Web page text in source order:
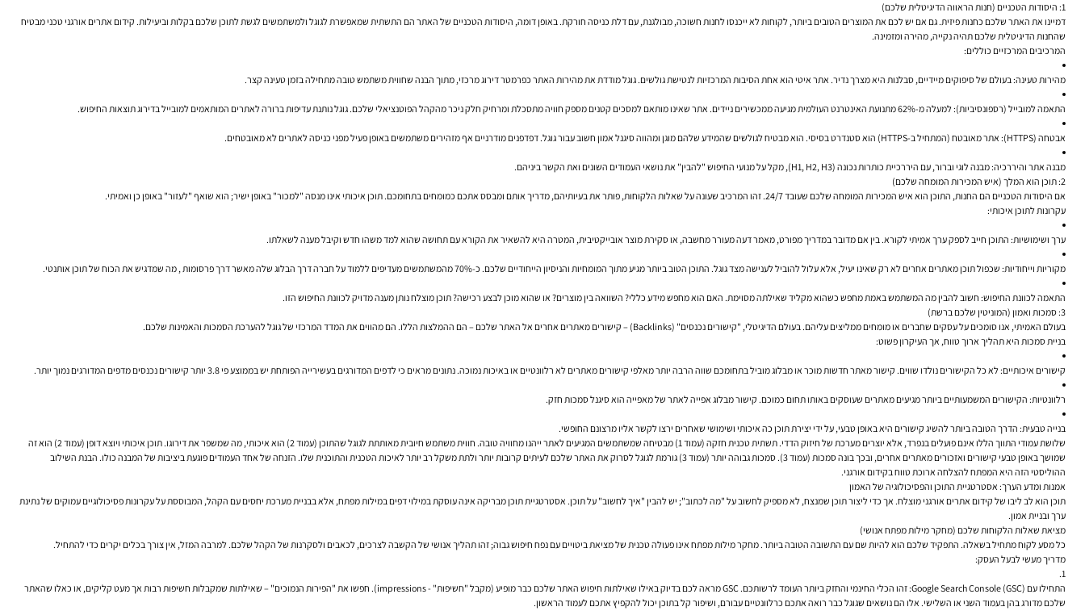
1: היסודות הטכניים (חנות הראווה הדיגיטלית שלכם)
דמיינו את האתר שלכם כחנות פיזית. גם אם יש לכם את המוצרים הטובים ביותר, לקוחות לא ייכנסו לחנות חשוכה, מבולגנת, עם דלת כניסה חורקת. באופן דומה, היסודות הטכניים של האתר הם התשתית שמאפשרת לגוגל ולמשתמשים לגשת לתוכן שלכם בקלות וביעילות. קידום אתרים אורגני טכני מבטיח
שהחנות הדיגיטלית שלכם תהיה נקייה, מהירה ומזמינה.
המרכיבים המרכזיים כוללים:
מהירות טעינה:בעולם של סיפוקים מיידיים, סבלנות היא מצרך נדיר. אתר איטי הוא אחת הסיבות המרכזיות לנטישת גולשים. גוגל מודדת את מהירות האתר כפרמטר דירוג מרכזי, מתוך הבנה שחווית משתמש טובה מתחילה בזמן טעינה קצר.
התאמה למובייל (רספונסיביות):למעלה מ-62% מתנועת האינטרנט העולמית מגיעה ממכשירים ניידים. אתר שאינו מותאם למסכים קטנים מספק חוויה מתסכלת ומרחיק חלק ניכר מהקהל הפוטנציאלי שלכם. גוגל נותנת עדיפות ברורה לאתרים המותאמים למובייל בדירוג תוצאות החיפוש.
אבטחה (HTTPS): אתר מאובטח (המתחיל ב-HTTPS) הוא סטנדרט בסיסי. הוא מבטיח לגולשים שהמידע שלהם מוגן ומהווה סיגנל אמון חשוב עבור גוגל. דפדפנים מודרניים אף מזהירים משתמשים באופן פעיל מפני כניסה לאתרים לא מאובטחים.
מבנה אתר והיררכיה:מבנה לוגי וברור, עם היררכיית כותרות נכונה (H1, H2, H3), מקל על מנועי החיפוש "להבין" את נושאי העמודים השונים ואת הקשר ביניהם.
2: תוכן הוא המלך (איש המכירות המומחה שלכם)
אם היסודות הטכניים הם החנות, התוכן הוא איש המכירות המומחה שלכם שעובד 24/7. זהו המרכיב שעונה על שאלות הלקוחות, פותר את בעיותיהם, מדריך אותם ומבסס אתכם כמומחים בתחומכם. תוכן איכותי אינו מנסה "למכור" באופן ישיר; הוא שואף "לעזור" באופן כן ואמיתי.
עקרונות לתוכן איכותי:
ערך ושימושיות: התוכן חייב לספק ערך אמיתי לקורא. בין אם מדובר במדריך מפורט, מאמר דעה מעורר מחשבה, או סקירת מוצר אובייקטיבית, המטרה היא להשאיר את הקורא עם תחושה שהוא למד משהו חדש וקיבל מענה לשאלתו.
מקוריות וייחודיות: שכפול תוכן מאתרים אחרים לא רק שאינו יעיל, אלא עלול להוביל לענישה מצד גוגל. התוכן הטוב ביותר מגיע מתוך המומחיות והניסיון הייחודיים שלכם. כ-70% מהמשתמשים מעדיפים ללמוד על חברה דרך הבלוג שלה מאשר דרך פרסומות , מה שמדגיש את הכוח של תוכן אותנטי.
התאמה לכוונת החיפוש: חשוב להבין מה המשתמש באמת מחפש כשהוא מקליד שאילתה מסוימת. האם הוא מחפש מידע כללי? השוואה בין מוצרים? או שהוא מוכן לבצע רכישה? תוכן מוצלח נותן מענה מדויק לכוונת החיפוש הזו.
3: סמכות ואמון (המוניטין שלכם ברשת)
בעולם האמיתי, אנו סומכים על עסקים שחברים או מומחים ממליצים עליהם. בעולם הדיגיטלי, "קישורים נכנסים" (Backlinks) – קישורים מאתרים אחרים אל האתר שלכם – הם ההמלצות הללו. הם מהווים את המדד המרכזי של גוגל להערכת הסמכות והאמינות שלכם.
בניית סמכות היא תהליך ארוך טווח, אך העיקרון פשוט:
קישורים איכותיים:לא כל הקישורים נולדו שווים. קישור מאתר חדשות מוכר או מבלוג מוביל בתחומכם שווה הרבה יותר מאלפי קישורים מאתרים לא רלוונטיים או באיכות נמוכה. נתונים מראים כי לדפים המדורגים בעשירייה הפותחת יש בממוצע פי 3.8 יותר קישורים נכנסים מדפים המדורגים נמוך יותר.
רלוונטיות: הקישורים המשמעותיים ביותר מגיעים מאתרים שעוסקים באותו תחום כמוכם. קישור מבלוג אפייה לאתר של מאפייה הוא סיגנל סמכות חזק.
בנייה טבעית: הדרך הטובה ביותר להשיג קישורים היא באופן טבעי, על ידי יצירת תוכן כה איכותי ושימושי שאחרים ירצו לקשר אליו מרצונם החופשי.
שלושת עמודי התווך הללו אינם פועלים בנפרד, אלא יוצרים מערכת של חיזוק הדדי. תשתית טכנית חזקה (עמוד 1) מבטיחה שמשתמשים המגיעים לאתר ייהנו מחוויה טובה. חווית משתמש חיובית מאותתת לגוגל שהתוכן (עמוד 2) הוא איכותי, מה שמשפר את דירוגו. תוכן איכותי ויוצא דופן (עמוד 2) הוא זה
שמושך באופן טבעי קישורים ואזכורים מאתרים אחרים, ובכך בונה סמכות (עמוד 3). סמכות גבוהה יותר (עמוד 3) גורמת לגוגל לסרוק את האתר שלכם לעיתים קרובות יותר ולתת משקל רב יותר לאיכות הטכנית והתוכנית שלו. הזנחה של אחד העמודים פוגעת ביציבות של המבנה כולו. הבנת השילוב
ההוליסטי הזה היא המפתח להצלחה ארוכת טווח בקידום אורגני.
אמנות ומדע הערך: אסטרטגיית התוכן והפסיכולוגיה של האמון
תוכן הוא לב ליבו של קידום אתרים אורגני מוצלח. אך כדי ליצור תוכן שמנצח, לא מספיק לחשוב על "מה לכתוב"; יש להבין "איך לחשוב" על תוכן. אסטרטגיית תוכן מבריקה אינה עוסקת במילוי דפים במילות מפתח, אלא בבניית מערכת יחסים עם הקהל, המבוססת על עקרונות פסיכולוגיים עמוקים של נתינת
ערך ובניית אמון.
מציאת שאלות הלקוחות שלכם (מחקר מילות מפתח אנושי)
כל מסע לקוח מתחיל בשאלה. התפקיד שלכם הוא להיות שם עם התשובה הטובה ביותר. מחקר מילות מפתח אינו פעולה טכנית של מציאת ביטויים עם נפח חיפוש גבוה; זהו תהליך אנושי של הקשבה לצרכים, לכאבים ולסקרנות של הקהל שלכם. למרבה המזל, אין צורך בכלים יקרים כדי להתחיל.
מדריך מעשי לבעל העסק:
התחילו עם Google Search Console (GSC):
זהו הכלי החינמי והחזק ביותר העומד לרשותכם. GSC מראה לכם בדיוק באילו שאילתות חיפוש האתר שלכם כבר מופיע (מקבל "חשיפות" - impressions). חפשו את "הפירות הנמוכים" – שאילתות שמקבלות חשיפות רבות אך מעט קליקים, או כאלו שהאתר
שלכם מדורג בהן בעמוד השני או השלישי. אלו הם נושאים שגוגל כבר רואה אתכם כרלוונטיים עבורם, ושיפור קל בתוכן יכול להקפיץ אתכם לעמוד הראשון.